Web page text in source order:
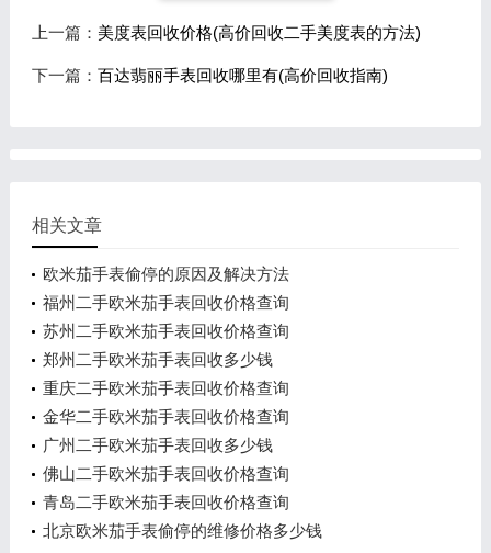
上一篇： 美度表回收价格(高价回收二手美度表的方法)
下一篇： 百达翡丽手表回收哪里有(高价回收指南)
相关文章
欧米茄手表偷停的原因及解决方法
福州二手欧米茄手表回收价格查询
苏州二手欧米茄手表回收价格查询
郑州二手欧米茄手表回收多少钱
重庆二手欧米茄手表回收价格查询
金华二手欧米茄手表回收价格查询
广州二手欧米茄手表回收多少钱
佛山二手欧米茄手表回收价格查询
青岛二手欧米茄手表回收价格查询
北京欧米茄手表偷停的维修价格多少钱